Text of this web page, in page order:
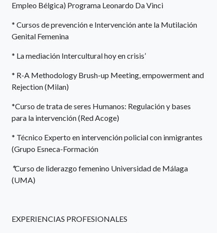
Empleo Bélgica) Programa Leonardo Da Vinci
* Cursos de prevención e Intervención ante la Mutilación
Genital Femenina
* La mediación Intercultural hoy en crisis’
* R-A Methodology Brush-up Meeting, empowerment and
Rejection (Milan)
*Curso de trata de seres Humanos: Regulación y bases
para la intervención (Red Acoge)
* Técnico Experto en intervención policial con inmigrantes
(Grupo Esneca-Formación
*Curso de liderazgo femenino Universidad de Málaga
(UMA)
EXPERIENCIAS PROFESIONALES